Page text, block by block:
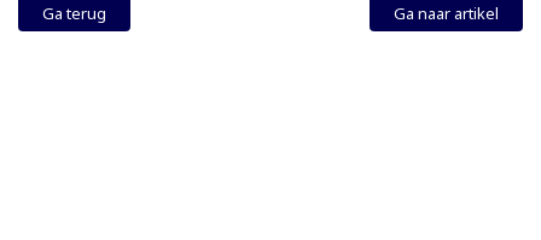
Ga terug Ga naar artikel